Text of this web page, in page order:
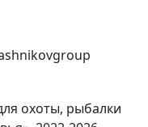
охоты, рыбалки